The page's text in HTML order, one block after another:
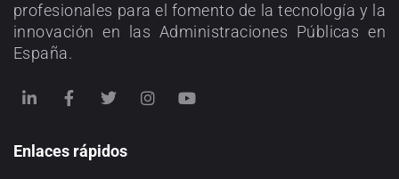
profesionales para el fomento de la tecnología y la
innovación en las Administraciones Públicas en
España.
Enlaces rápidos